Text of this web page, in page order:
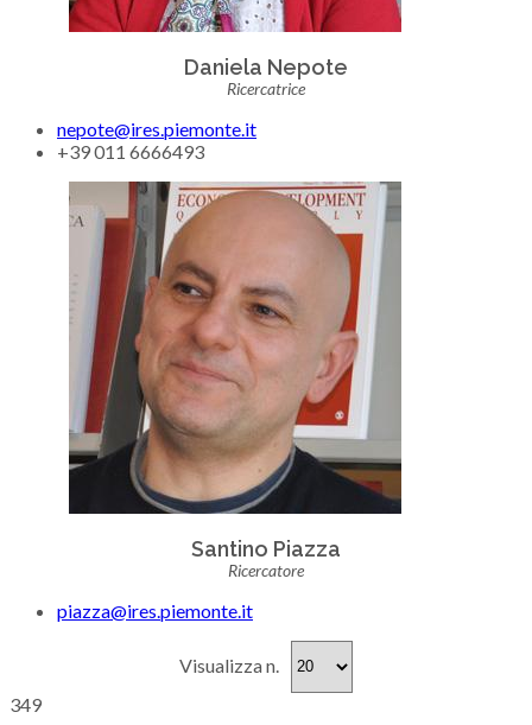
Daniela Nepote
Ricercatrice
nepote@ires.piemonte.it
+39 011 6666493
Santino Piazza
Ricercatore
piazza@ires.piemonte.it
Visualizza n.
349